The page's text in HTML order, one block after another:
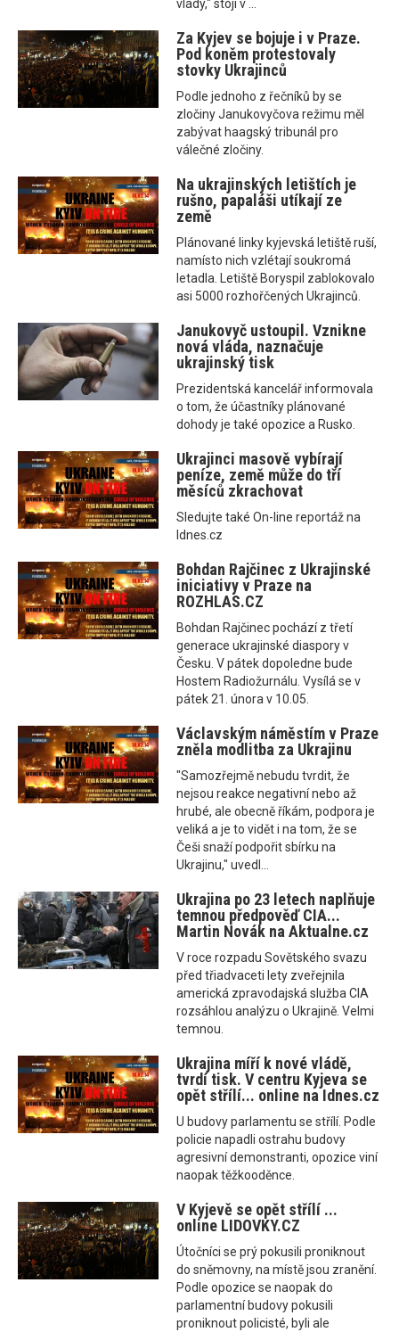
vlády," stojí v ...
Za Kyjev se bojuje i v Praze.
Pod koněm protestovaly
stovky Ukrajinců
Podle jednoho z řečníků by se
zločiny Janukovyčova režimu měl
zabývat haagský tribunál pro
válečné zločiny.
Na ukrajinských letištích je
rušno, papaláši utíkají ze
země
Plánované linky kyjevská letiště ruší,
namísto nich vzlétají soukromá
letadla. Letiště Boryspil zablokovalo
asi 5000 rozhořčených Ukrajinců.
Janukovyč ustoupil. Vznikne
nová vláda, naznačuje
ukrajinský tisk
Prezidentská kancelář informovala
o tom, že účastníky plánované
dohody je také opozice a Rusko.
Ukrajinci masově vybírají
peníze, země může do tří
měsíců zkrachovat
Sledujte také On-line reportáž na
Idnes.cz
Bohdan Rajčinec z Ukrajinské
iniciativy v Praze na
ROZHLAS.CZ
Bohdan Rajčinec pochází z třetí
generace ukrajinské diaspory v
Česku. V pátek dopoledne bude
Hostem Radiožurnálu. Vysílá se v
pátek 21. února v 10.05.
Václavským náměstím v Praze
zněla modlitba za Ukrajinu
"Samozřejmě nebudu tvrdit, že
nejsou reakce negativní nebo až
hrubé, ale obecně říkám, podpora je
veliká a je to vidět i na tom, že se
Češi snaží podpořit sbírku na
Ukrajinu," uvedl...
Ukrajina po 23 letech naplňuje
temnou předpověď CIA...
Martin Novák na Aktualne.cz
V roce rozpadu Sovětského svazu
před třiadvaceti lety zveřejnila
americká zpravodajská služba CIA
rozsáhlou analýzu o Ukrajině. Velmi
temnou.
Ukrajina míří k nové vládě,
tvrdí tisk. V centru Kyjeva se
opět střílí... online na Idnes.cz
U budovy parlamentu se střílí. Podle
policie napadli ostrahu budovy
agresivní demonstranti, opozice viní
naopak těžkooděnce.
V Kyjevě se opět střílí ...
online LIDOVKY.CZ
Útočníci se prý pokusili proniknout
do sněmovny, na místě jsou zranění.
Podle opozice se naopak do
parlamentní budovy pokusili
proniknout policisté, byli ale